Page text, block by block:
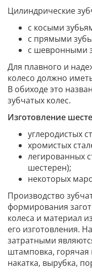
Цилиндрические
с косыми
с прямыми
с шевронными
Для плавного и
колесо должно
В обиходе это
зубчатых колес.
Изготовление
углеродистых
хромистых
легированных
шестерен);
некоторых
Производство
формирования
колеса и материал
его изготовления.
затратными
штамповка, горячая
накатка, вырубка,